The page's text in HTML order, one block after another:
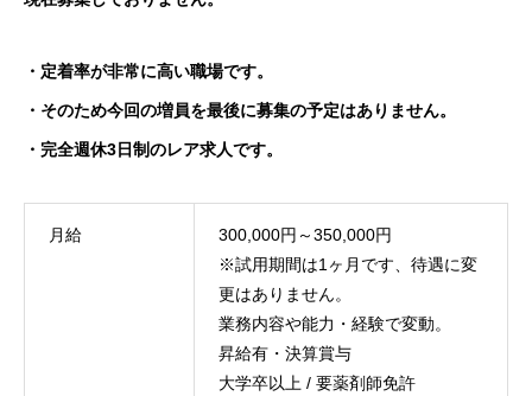
・定着率が非常に高い職場です。
・そのため今回の増員を最後に募集の予定はありません。
・完全週休3日制のレア求人です。
月給
300,000円～350,000円
※試用期間は1ヶ月です、待遇に変
更はありません。
業務内容や能力・経験で変動。
昇給有・決算賞与
大学卒以上 / 要薬剤師免許